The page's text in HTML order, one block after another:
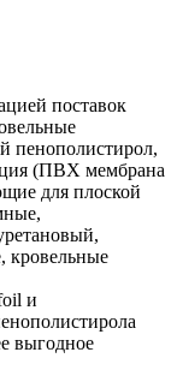
поставок
пенополистирол,
(ПВХ мембрана
для плоской
кровельные
и
выгодное